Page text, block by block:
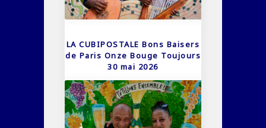
LA CUBIPOSTALE Bons Baisers
de Paris Onze Bouge Toujours
30 mai 2026